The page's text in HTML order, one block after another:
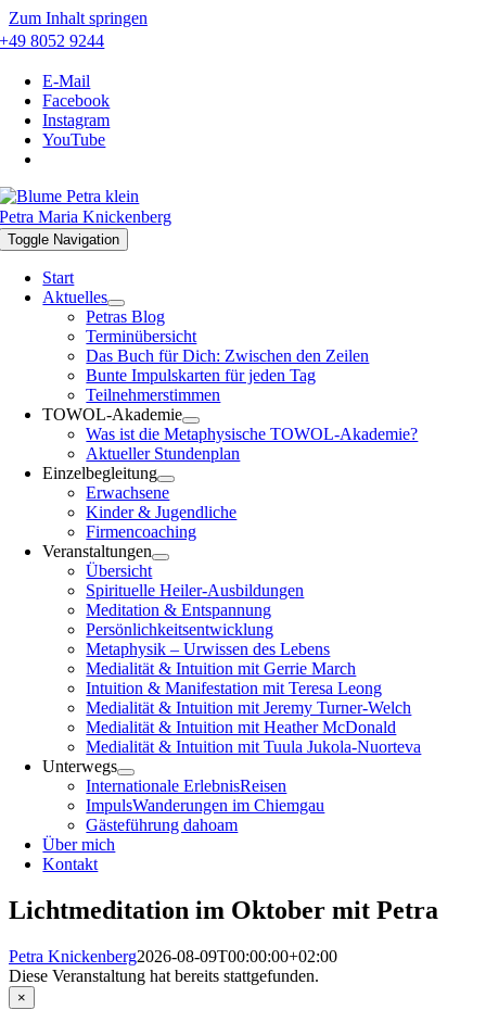
Zum Inhalt springen
+49 8052 9244
E-Mail
Facebook
Instagram
YouTube
Petra Maria Knickenberg
Toggle Navigation
Start
Aktuelles
Petras Blog
Terminübersicht
Das Buch für Dich: Zwischen den Zeilen
Bunte Impulskarten für jeden Tag
Teilnehmerstimmen
TOWOL-Akademie
Was ist die Metaphysische TOWOL-Akademie?
Aktueller Stundenplan
Einzelbegleitung
Erwachsene
Kinder & Jugendliche
Firmencoaching
Veranstaltungen
Übersicht
Spirituelle Heiler-Ausbildungen
Meditation & Entspannung
Persönlichkeitsentwicklung
Metaphysik – Urwissen des Lebens
Medialität & Intuition mit Gerrie March
Intuition & Manifestation mit Teresa Leong
Medialität & Intuition mit Jeremy Turner-Welch
Medialität & Intuition mit Heather McDonald
Medialität & Intuition mit Tuula Jukola-Nuorteva
Unterwegs
Internationale ErlebnisReisen
ImpulsWanderungen im Chiemgau
Gästeführung dahoam
Über mich
Kontakt
Lichtmeditation im Oktober mit Petra
Petra Knickenberg2026-08-09T00:00:00+02:00
Diese Veranstaltung hat bereits stattgefunden.
×